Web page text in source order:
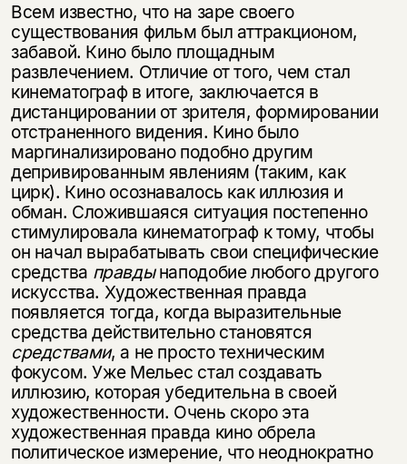
Всем известно, что на заре своего
существования фильм был аттракцио­ном,
забавой. Кино было площадным
развлечением. Отличие от того, чем стал
кинематограф в итоге, заключается в
дистанцировании от зрителя, формировании
отстраненного видения. Кино было
маргинализировано подобно другим
депривированным явлениям (таким, как
цирк). Кино осознавалось как иллюзия и
обман. Сложившаяся ситуация постепенно
стимулировала кинематограф к тому, чтобы
он начал вырабатывать свои специфические
средства правдынаподобие любого другого
искусства. Художественная прав­да
появляется тогда, когда выразительные
средства действительно стано­вятся
средствами, а не просто техническим
фокусом. Уже Мельес стал соз­давать
иллюзию, которая убедительна в своей
художественности. Очень скоро эта
художественная правда кино обрела
политическое измерение, что неоднократно
Подписка на рассылку
Раз в неделю мы отправляем рассылку
о книгах и событиях «НЛО».
За подписку дарим промокод на
скидку 15%
Я соглашаюсь сПолитикой конфиденциальности
Этой книги временно
нет в продаже.
Вы можете подписаться на
уведомления, и при поступлении книги
на склад получить письмо на указанный
электронный адрес.
Я соглашаюсь сПолитикой конфиденциальности
Эта книга
не предназначена для
несовершеннолетних
Скажите, пожалуйста,
вам уже исполнилось 18 лет?